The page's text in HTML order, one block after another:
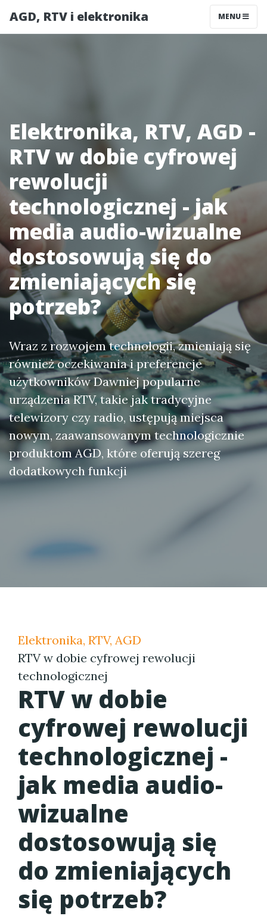
AGD, RTV i elektronika MENU
Elektronika, RTV, AGD -
RTV w dobie cyfrowej
rewolucji
technologicznej - jak
media audio-wizualne
dostosowują się do
zmieniających się
potrzeb?
Wraz z rozwojem technologii, zmieniają się
również oczekiwania i preferencje
użytkowników Dawniej popularne
urządzenia RTV, takie jak tradycyjne
telewizory czy radio, ustępują miejsca
nowym, zaawansowanym technologicznie
produktom AGD, które oferują szereg
dodatkowych funkcji
Elektronika, RTV, AGD
RTV w dobie cyfrowej rewolucji
technologicznej
RTV w dobie
cyfrowej rewolucji
technologicznej -
jak media audio-
wizualne
dostosowują się
do zmieniających
się potrzeb?